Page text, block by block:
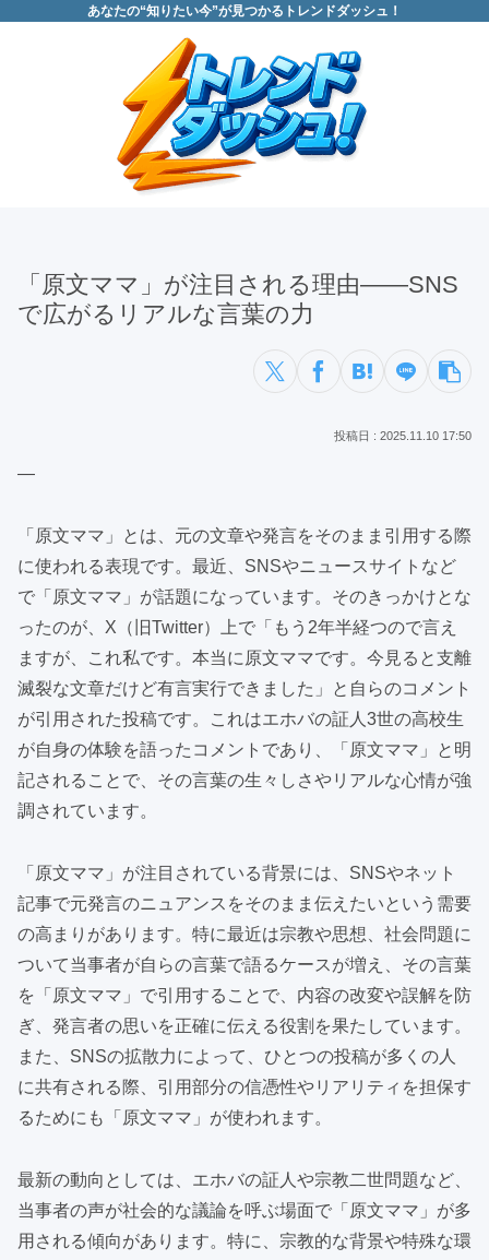
あなたの“知りたい今”が見つかるトレンドダッシュ！
「原文ママ」が注目される理由――SNS
で広がるリアルな言葉の力
2025.11.10 17:50
—
「原文ママ」とは、元の文章や発言をそのまま引用する際
に使われる表現です。最近、SNSやニュースサイトなど
で「原文ママ」が話題になっています。そのきっかけとな
ったのが、X（旧Twitter）上で「もう2年半経つので言え
ますが、これ私です。本当に原文ママです。今見ると支離
滅裂な文章だけど有言実行できました」と自らのコメント
が引用された投稿です。これはエホバの証人3世の高校生
が自身の体験を語ったコメントであり、「原文ママ」と明
記されることで、その言葉の生々しさやリアルな心情が強
調されています。
「原文ママ」が注目されている背景には、SNSやネット
記事で元発言のニュアンスをそのまま伝えたいという需要
の高まりがあります。特に最近は宗教や思想、社会問題に
ついて当事者が自らの言葉で語るケースが増え、その言葉
を「原文ママ」で引用することで、内容の改変や誤解を防
ぎ、発言者の思いを正確に伝える役割を果たしています。
また、SNSの拡散力によって、ひとつの投稿が多くの人
に共有される際、引用部分の信憑性やリアリティを担保す
るためにも「原文ママ」が使われます。
最新の動向としては、エホバの証人や宗教二世問題など、
当事者の声が社会的な議論を呼ぶ場面で「原文ママ」が多
用される傾向があります。特に、宗教的な背景や特殊な環